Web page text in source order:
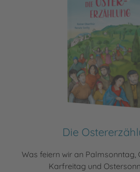
Die
Was feiern wir an Palmsonntag,
Karfreitag und